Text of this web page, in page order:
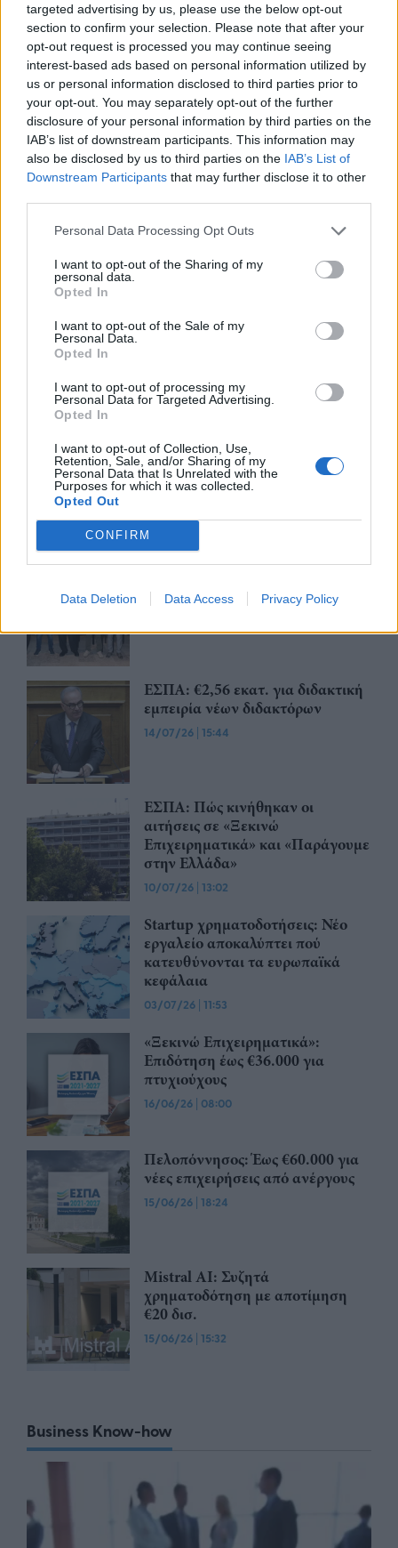
targeted advertising by us, please use the below opt-out
section to confirm your selection. Please note that after your
opt-out request is processed you may continue seeing
interest-based ads based on personal information utilized by
us or personal information disclosed to third parties prior to
your opt-out. You may separately opt-out of the further
disclosure of your personal information by third parties on the
IAB’s list of downstream participants. This information may
also be disclosed by us to third parties on the IAB’s List of
Downstream Participants that may further disclose it to other
Personal Data Processing Opt Outs
I want to opt-out of the Sharing of my
personal data.
Opted In
I want to opt-out of the Sale of my
Personal Data.
Opted In
I want to opt-out of processing my
Personal Data for Targeted Advertising.
Opted In
I want to opt-out of Collection, Use,
Retention, Sale, and/or Sharing of my
Personal Data that Is Unrelated with the
Purposes for which it was collected.
Opted Out
CONFIRM
Data Deletion Data Access Privacy Policy
TP Greece: Πώς διαμορφώνεται το
Η
Περισσότερα από το
ΕΣΠΑ: Επιδότηση 60% για
επιχειρήσεις του Νοτίου Αιγαίου
– Επενδύσεις έως 400.000 ευρώ
24/07/26|15:16
στον Όμιλο Πλακεντία
ΕΣΠΑ: €2,56 εκατ. για διδακτική
εμπειρία νέων διδακτόρων
14/07/26 | 15:44
ΕΣΠΑ: Πώς κινήθηκαν οι
αιτήσεις σε «Ξεκινώ
Επιχειρηματικά» και «Παράγουμε
στην Ελλάδα»
10/07/26 | 13:02
Startup χρηματοδοτήσεις: Νέο
εργαλείο αποκαλύπτει πού
κατευθύνονται τα ευρωπαϊκά
κεφάλαια
03/07/26 | 11:53
«Ξεκινώ Επιχειρηματικά»:
Επιδότηση έως €36.000 για
πτυχιούχους
16/06/26 | 08:00
Πελοπόννησος: Έως €60.000 για
νέες επιχειρήσεις από ανέργους
15/06/26 | 18:24
Mistral AI: Συζητά
χρηματοδότηση με αποτίμηση
€20 δισ.
15/06/26 | 15:32
Business Know-how